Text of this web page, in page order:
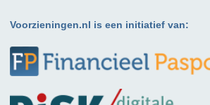
Voorzieningen.nl is een initiatief van: